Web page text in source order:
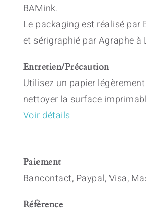
BAMink.
Le packaging est réalisé par
et sérigraphié par Agraphe à
Entretien/Précaution
Utilisez un papier
nettoyer la surface
Voir détails
Paiement
Bancontact, Paypal, Visa,
Référence